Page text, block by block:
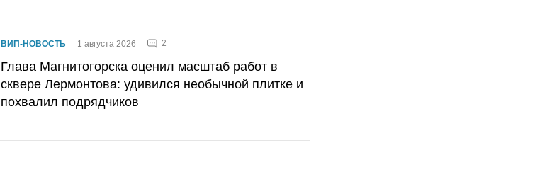
ВИП-НОВОСТЬ 1 августа 2026 2
Глава Магнитогорска оценил масштаб работ в
сквере Лермонтова: удивился необычной плитке и
похвалил подрядчиков